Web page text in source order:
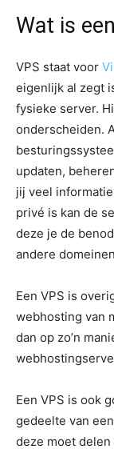
Wat is
VPS staat voor
eigenlijk al zegt
fysieke server.
onderscheiden.
updaten,
jij veel
privé is kan de
deze je de
andere
Een VPS is
webhosting van
dan op zo’n
Een VPS is ook
gedeelte van
deze moet